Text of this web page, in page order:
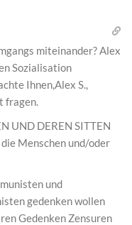
miteinander? Alex
Sozialisation
Ihnen,Alex S.,
fragen.
UND DEREN SITTEN
Menschen und/oder
und
gedenken wollen
Gedenken Zensuren